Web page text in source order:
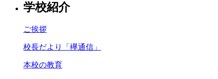
学校紹介
ご挨拶
校長だより「欅通信」
本校の教育